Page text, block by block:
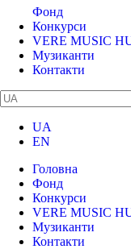
Фонд
Конкурси
VERE MUSIC
Музиканти
Контакти
UA
EN
Головна
Фонд
Конкурси
VERE MUSIC
Музиканти
Контакти